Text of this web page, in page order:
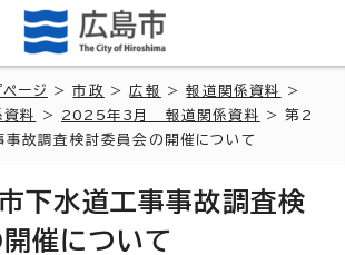
ページ >市政 >広報 >報道関係資料
>
料
> 2025年3月 報道関係資料
> 第2
事故調査検討委員会の開催について
下水道工事事故調査検
催について